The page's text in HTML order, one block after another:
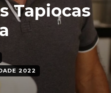
Tapiocas
2022